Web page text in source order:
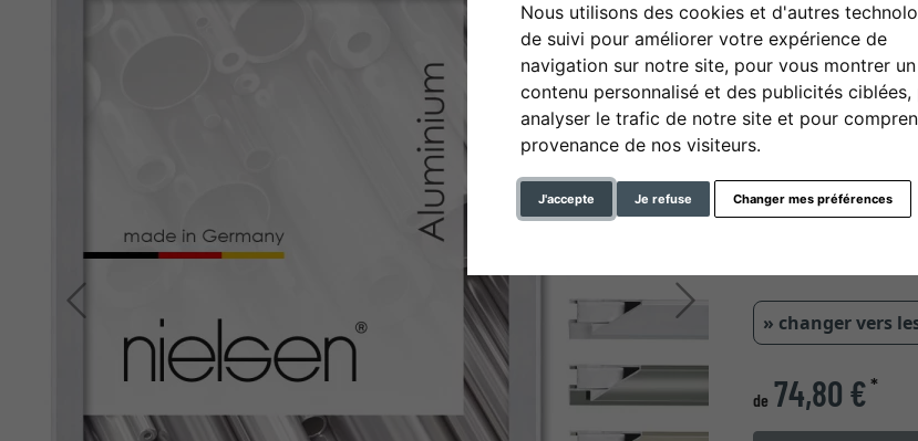
Nous utilisons des cookies et d'autres
de suivi pour améliorer votre expérience de
navigation sur notre site, pour vous montrer un
contenu personnalisé et des publicités ciblées,
analyser le trafic de notre site et pour
provenance de nos visiteurs.
J'accepte Je refuse Changer mes préférences
Retour Continuer
format
couleur
» changer vers
de 74,80 €*